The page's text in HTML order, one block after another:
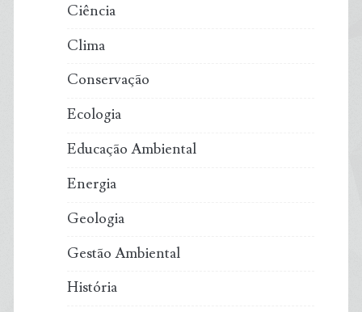
Ciência
Clima
Conservação
Ecologia
Educação Ambiental
Energia
Geologia
Gestão Ambiental
História